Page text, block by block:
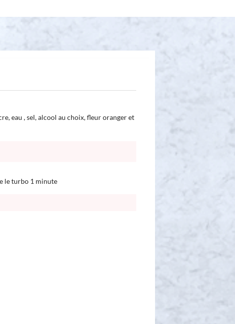
eau , sel, alcool au choix, fleur oranger et
le turbo 1 minute